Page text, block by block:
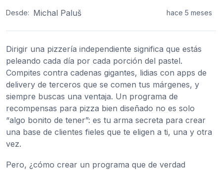
Desde: Michal Paluš hace 5 meses
Dirigir una pizzería independiente significa que estás
peleando cada día por cada porción del pastel.
Compites contra cadenas gigantes, lidias con apps de
delivery de terceros que se comen tus márgenes, y
siempre buscas una ventaja. Un programa de
recompensas para pizza bien diseñado no es solo
“algo bonito de tener”: es tu arma secreta para crear
una base de clientes fieles que te eligen a ti, una y otra
vez.
Pero, ¿cómo crear un programa que de verdad